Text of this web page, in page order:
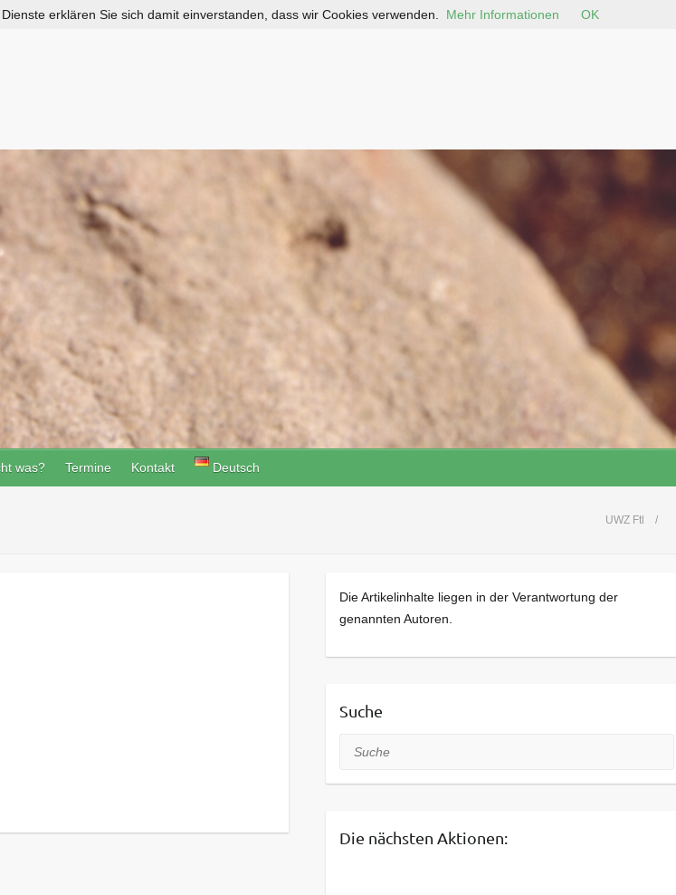
was? Termine Kontakt Deutsch
UWZ Ftl
Die Artikelinhalte liegen in der Verantwortung der
genannten Autoren.
Suche
Suche
Die nächsten Aktionen:
erklären Sie sich damit einverstanden, dass wir Cookies verwenden. Mehr Informationen OK